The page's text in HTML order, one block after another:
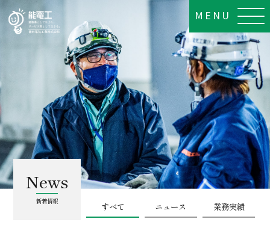
MENU
News
新着情報 すべて ニュース 業務実績